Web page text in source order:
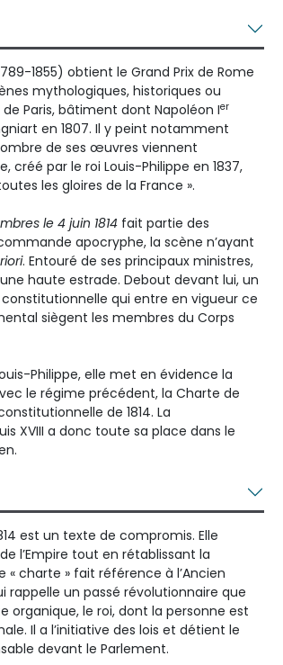
1855) obtient le Grand Prix de Rome
mythologiques, historiques ou
Paris, bâtiment dont Napoléon Ier
en 1807. Il y peint notamment
de ses œuvres viennent
créé par le roi Louis-Philippe en 1837,
les gloires de la France ».
le 4 juin 1814 fait partie des
apocryphe, la scène n’ayant
. Entouré de ses principaux ministres,
haute estrade. Debout devant lui, un
qui entre en vigueur ce
siègent les membres du Corps
Philippe, elle met en évidence la
le régime précédent, la Charte de
de 1814. La
XVIII a donc toute sa place dans le
est un texte de compromis. Elle
l’Empire tout en rétablissant la
charte » fait référence à l’Ancien
rappelle un passé révolutionnaire que
organique, le roi, dont la personne est
Il a l’initiative des lois et détient le
devant le Parlement.